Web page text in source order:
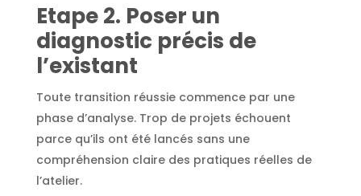
Etape 2. Poser un
diagnostic précis de
l’existant
Toute transition réussie commence par une
phase d’analyse. Trop de projets échouent
parce qu’ils ont été lancés sans une
compréhension claire des pratiques réelles de
l’atelier.